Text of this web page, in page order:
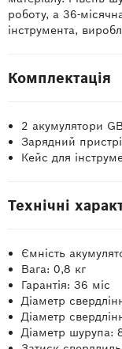
роботу, а 36-
інструмента,
Комплектація
2 акумулятори
Зарядний
Кейс для
Технічні
Ємність
Вага: 0,8 кг
Гарантія: 36 міс
Діаметр
Діаметр
Діаметр шурупа: